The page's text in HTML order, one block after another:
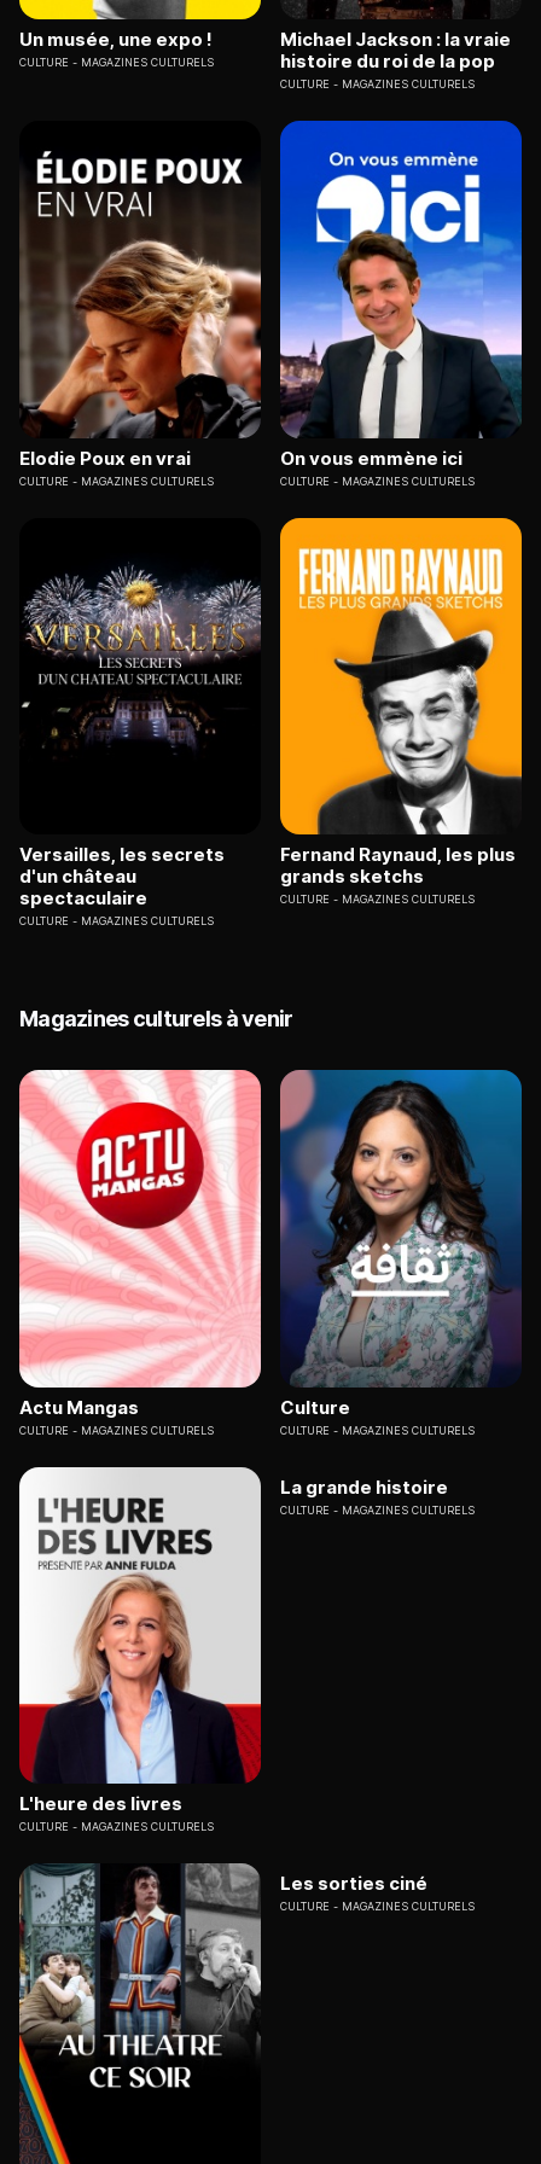
Un musée, une expo !
CULTURE MAGAZINES CULTURELS
Michael Jackson : la vraie
histoire du roi de la pop
CULTURE MAGAZINES CULTURELS
Elodie Poux en vrai
CULTURE MAGAZINES CULTURELS
On vous emmène ici
CULTURE MAGAZINES CULTURELS
Versailles, les secrets
d'un château
spectaculaire
CULTURE MAGAZINES CULTURELS
Fernand Raynaud, les plus
grands sketchs
CULTURE MAGAZINES CULTURELS
Magazines culturels à venir
Actu Mangas
CULTURE MAGAZINES CULTURELS
Culture
CULTURE MAGAZINES CULTURELS
L'heure des livres
CULTURE MAGAZINES CULTURELS
La grande histoire
CULTURE MAGAZINES CULTURELS
Les sorties ciné
CULTURE MAGAZINES CULTURELS